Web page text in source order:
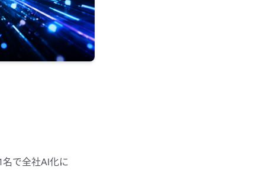
で全社AI化に